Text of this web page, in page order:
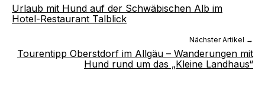
Urlaub mit Hund auf der Schwäbischen Alb im
Hotel-Restaurant Talblick
Nächster Artikel →
Tourentipp Oberstdorf im Allgäu – Wanderungen mit
Hund rund um das „Kleine Landhaus“